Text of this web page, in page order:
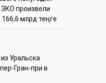
произвели
млрд теңге
Уральска
Гран-при в